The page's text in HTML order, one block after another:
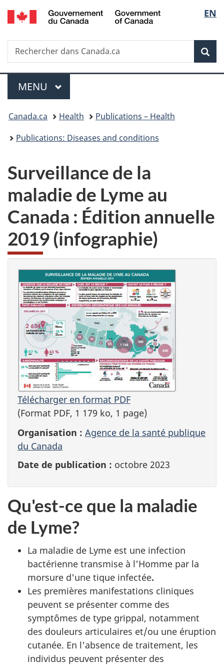
Passer
au
principal
Passer
à
Au
du
Passer
à
version
simplifiée
de
la
EN
Recherche
Rechercher
dans
Menu
MENU PRINCIPAL
Vous
êtes
Canada.ca Health
Publications – Health
Publications: Diseases and conditions
Surveillance de la
maladie de Lyme au
Canada : Édition annuelle
2019 (infographie)
Télécharger en format PDF
(Format PDF, 1 179 ko, 1 page)
Organisation : Agence de la santé publique
du Canada
Date de publication : octobre 2023
Qu'est-ce que la maladie
de Lyme?
La maladie de Lyme est une infection
bactérienne transmise à l'Homme par la
morsure d'une tique infectée.
Les premières manifestations cliniques
peuvent se présenter comme des
symptômes de type grippal, notamment
des douleurs articulaires et/ou une éruption
cutanée. En l'absence de traitement, les
individus peuvent présenter des